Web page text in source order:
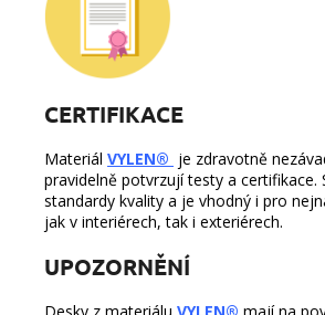
CERTIFIKACE
Materiál VYLEN® je zdravotně
pravidelně potvrzují testy a certifikace.
standardy kvality a je vhodný i pro
jak v interiérech, tak i exteriérech.
UPOZORNĚNÍ